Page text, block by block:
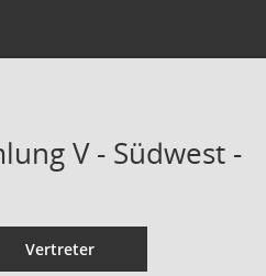
V - Südwest -
Vertreter